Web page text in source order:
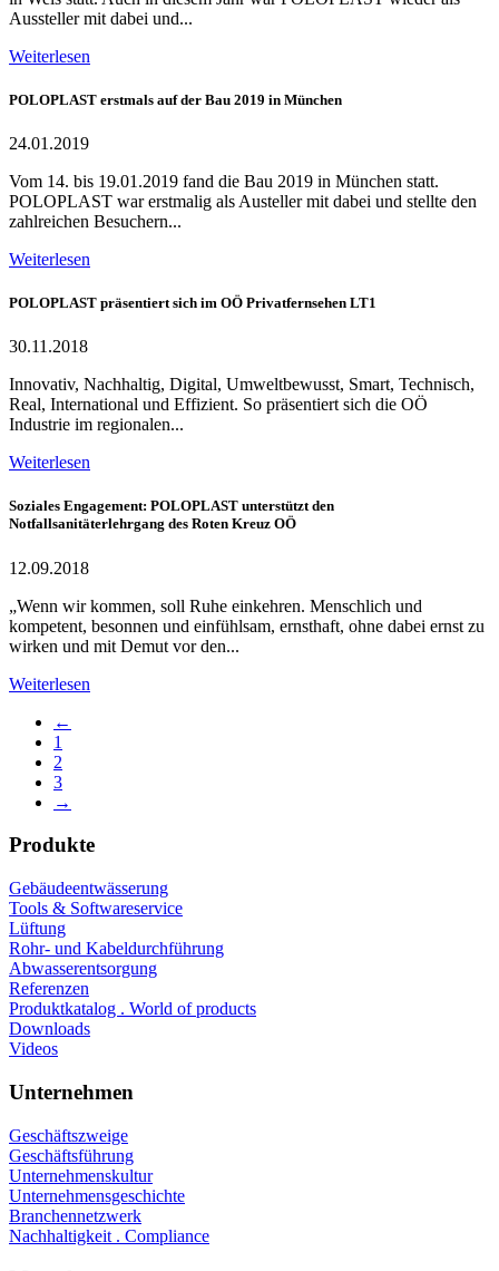
Aussteller mit dabei und...
Weiterlesen
POLOPLAST erstmals auf der Bau 2019 in München
24.01.2019
Vom 14. bis 19.01.2019 fand die Bau 2019 in München statt.
POLOPLAST war erstmalig als Austeller mit dabei und stellte den
zahlreichen Besuchern...
Weiterlesen
POLOPLAST präsentiert sich im OÖ Privatfernsehen LT1
30.11.2018
Innovativ, Nachhaltig, Digital, Umweltbewusst, Smart, Technisch,
Real, International und Effizient. So präsentiert sich die OÖ
Industrie im regionalen...
Weiterlesen
Soziales Engagement: POLOPLAST unterstützt den
Notfallsanitäterlehrgang des Roten Kreuz OÖ
12.09.2018
„Wenn wir kommen, soll Ruhe einkehren. Menschlich und
kompetent, besonnen und einfühlsam, ernsthaft, ohne dabei ernst zu
wirken und mit Demut vor den...
Weiterlesen
←
1
2
3
→
Produkte
Gebäudeentwässerung
Tools & Softwareservice
Lüftung
Rohr- und Kabeldurchführung
Abwasserentsorgung
Referenzen
Produktkatalog . World of products
Downloads
Videos
Unternehmen
Geschäftszweige
Geschäftsführung
Unternehmenskultur
Unternehmensgeschichte
Branchennetzwerk
Nachhaltigkeit . Compliance